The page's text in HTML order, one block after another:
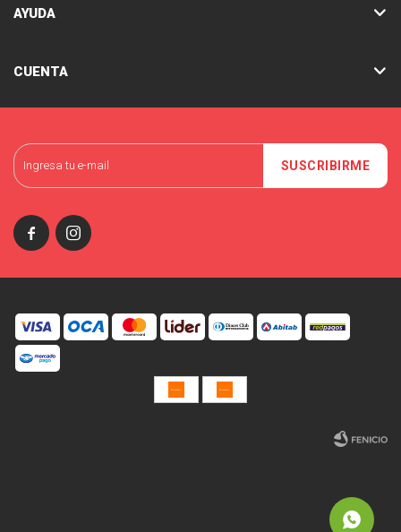
SUSCRIBIRME
 
AYUDA
CUENTA